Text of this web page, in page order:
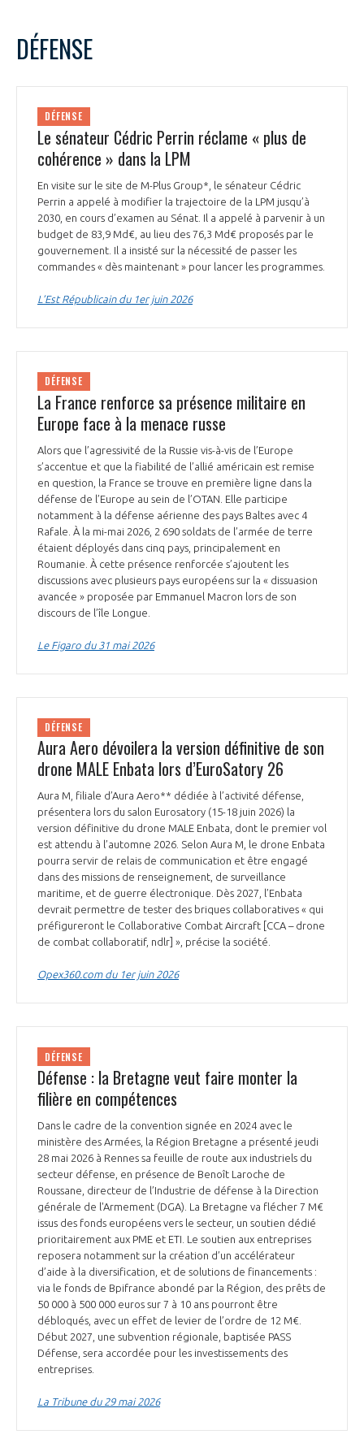
DÉFENSE
DÉFENSE
Le sénateur Cédric Perrin réclame « plus de
cohérence » dans la LPM
En visite sur le site de M-Plus Group*, le sénateur Cédric
Perrin a appelé à modifier la trajectoire de la LPM jusqu’à
2030, en cours d’examen au Sénat. Il a appelé à parvenir à un
budget de 83,9 Md€, au lieu des 76,3 Md€ proposés par le
gouvernement. Il a insisté sur la nécessité de passer les
commandes « dès maintenant » pour lancer les programmes.
L’Est Républicain du 1er juin 2026
DÉFENSE
La France renforce sa présence militaire en
Europe face à la menace russe
Alors que l’agressivité de la Russie vis-à-vis de l’Europe
s’accentue et que la fiabilité de l’allié américain est remise
en question, la France se trouve en première ligne dans la
défense de l’Europe au sein de l’OTAN. Elle participe
notamment à la défense aérienne des pays Baltes avec 4
Rafale. À la mi-mai 2026, 2 690 soldats de l’armée de terre
étaient déployés dans cinq pays, principalement en
Roumanie. À cette présence renforcée s’ajoutent les
discussions avec plusieurs pays européens sur la « dissuasion
avancée » proposée par Emmanuel Macron lors de son
discours de l’île Longue.
Le Figaro du 31 mai 2026
DÉFENSE
Aura Aero dévoilera la version définitive de son
drone MALE Enbata lors d’EuroSatory 26
Aura M, filiale d’Aura Aero** dédiée à l’activité défense,
présentera lors du salon Eurosatory (15-18 juin 2026) la
version définitive du drone MALE Enbata, dont le premier vol
est attendu à l’automne 2026. Selon Aura M, le drone Enbata
pourra servir de relais de communication et être engagé
dans des missions de renseignement, de surveillance
maritime, et de guerre électronique. Dès 2027, l’Enbata
devrait permettre de tester des briques collaboratives « qui
préfigureront le Collaborative Combat Aircraft [CCA – drone
de combat collaboratif, ndlr] », précise la société.
Opex360.com du 1er juin 2026
DÉFENSE
Défense : la Bretagne veut faire monter la
filière en compétences
Dans le cadre de la convention signée en 2024 avec le
ministère des Armées, la Région Bretagne a présenté jeudi
28 mai 2026 à Rennes sa feuille de route aux industriels du
secteur défense, en présence de Benoît Laroche de
Roussane, directeur de l’Industrie de défense à la Direction
générale de l'Armement (DGA). La Bretagne va flécher 7 M€
issus des fonds européens vers le secteur, un soutien dédié
prioritairement aux PME et ETI. Le soutien aux entreprises
reposera notamment sur la création d’un accélérateur
d’aide à la diversification, et de solutions de financements :
via le fonds de Bpifrance abondé par la Région, des prêts de
50 000 à 500 000 euros sur 7 à 10 ans pourront être
débloqués, avec un effet de levier de l’ordre de 12 M€.
Début 2027, une subvention régionale, baptisée PASS
Défense, sera accordée pour les investissements des
entreprises.
La Tribune du 29 mai 2026